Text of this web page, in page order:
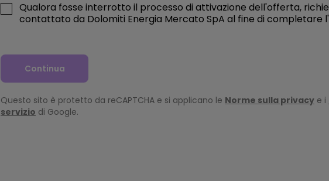
Qualora fosse interrotto il processo di attivazione dell'offerta,
contattato da Dolomiti Energia Mercato SpA al fine di completare
Continua
Questo sito è protetto da reCAPTCHA e si applicano le Norme sulla privacy e i
servizio di Google.